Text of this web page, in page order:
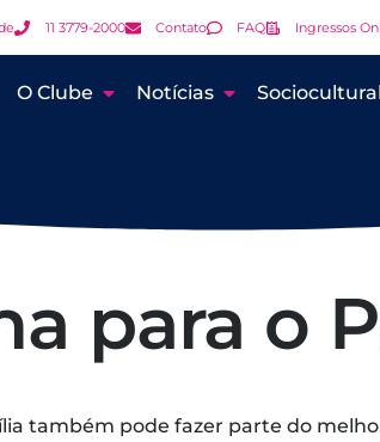
11 3779-2000 Contato FAQ Ingressos
O Clube Notícias Sociocultural
para o
também pode fazer parte do